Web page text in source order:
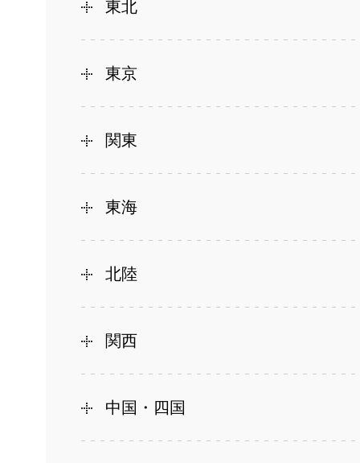
東北
東京
関東
東海
北陸
関西
中国・四国